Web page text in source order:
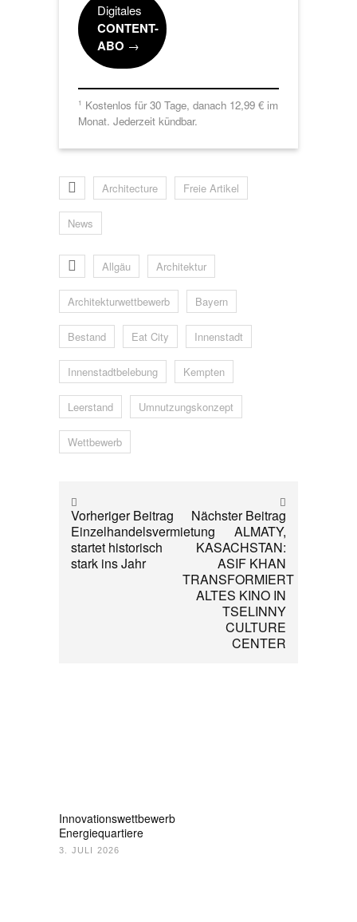
Digitales
CONTENT-
ABO →
1 Kostenlos für 30 Tage, danach 12,99 € im
Monat. Jederzeit kündbar.
Architecture Freie Artikel
News
Allgäu Architektur
Architekturwettbewerb Bayern
Bestand Eat City Innenstadt
Innenstadtbelebung Kempten
Leerstand Umnutzungskonzept
Wettbewerb
Vorheriger Beitrag
Einzelhandelsvermietung
startet historisch
stark ins Jahr
Nächster Beitrag
ALMATY,
KASACHSTAN:
ASIF KHAN
TRANSFORMIERT
ALTES KINO IN
TSELINNY
CULTURE
CENTER
Innovationswettbewerb
Energiequartiere
3. JULI 2026